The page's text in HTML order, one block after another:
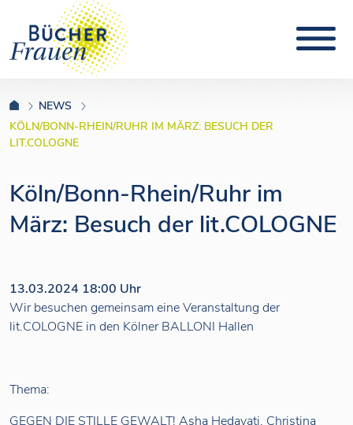
NEWS
KÖLN/BONN-RHEIN/RUHR IM MÄRZ: BESUCH DER
LIT.COLOGNE
Köln/Bonn-Rhein/Ruhr im
März: Besuch der lit.COLOGNE
13.03.2024 18:00 Uhr
Wir besuchen gemeinsam eine Veranstaltung der
lit.COLOGNE in den Kölner BALLONI Hallen
Thema:
GEGEN DIE STILLE GEWALT! Asha Hedayati, Christina